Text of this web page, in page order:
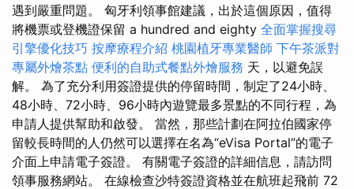
遇到嚴重問題。 匈牙利領事館建議，出於這個原因，值得
將機票或登機證保留 a hundred and eighty 全面掌握搜尋
引擎優化技巧 按摩療程介紹 桃園植牙專業醫師 下午茶派對
專屬外燴茶點 便利的自助式餐點外燴服務 天，以避免誤
解。 為了充分利用簽證提供的停留時間，制定了24小時、
48小時、72小時、96小時內遊覽最多景點的不同行程，為
申請人提供幫助和啟發。 當然，那些計劃在阿拉伯國家停
留較長時間的人仍然可以選擇在名為“eVisa Portal”的電子
介面上申請電子簽證。 有關電子簽證的詳細信息，請訪問
領事服務網站。 在線檢查沙特簽證資格並在航班起飛前 72